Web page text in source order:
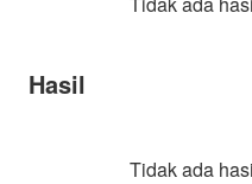
Hasil
Tidak ada